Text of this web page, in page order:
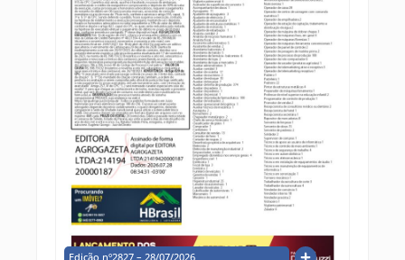
Edição nº2827 – 28/07/2026